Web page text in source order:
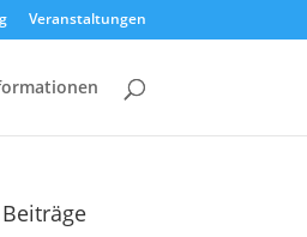
Veranstaltungen